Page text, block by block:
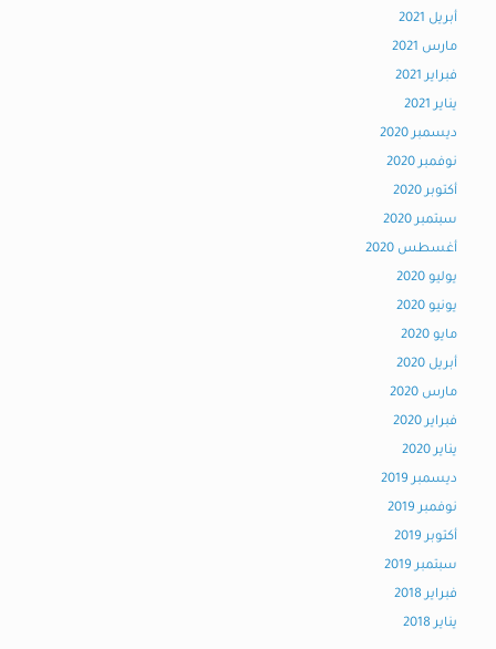
أبريل 2021
مارس 2021
فبراير 2021
يناير 2021
ديسمبر 2020
نوفمبر 2020
أكتوبر 2020
سبتمبر 2020
أغسطس 2020
يوليو 2020
يونيو 2020
مايو 2020
أبريل 2020
مارس 2020
فبراير 2020
يناير 2020
ديسمبر 2019
نوفمبر 2019
أكتوبر 2019
سبتمبر 2019
فبراير 2018
يناير 2018